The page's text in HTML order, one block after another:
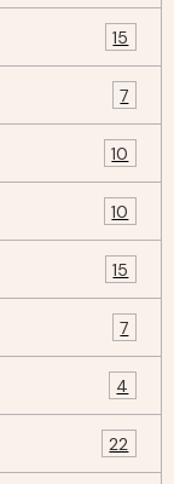
15
7
10
10
15
7
4
22